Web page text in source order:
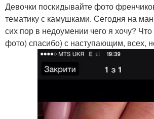
Девочки поскидывайте фото
тематику с камушками. Сегодня на
сих пор в недоумении чего я хочу?
фото) спасибо) с наступающим, всех,